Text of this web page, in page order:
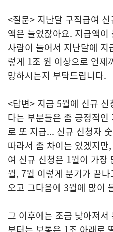
<질문> 지난달 구직급여
액은 늘었잖아요. 지급액
사람이 늘어서 지난달에
렇게 1조 원 이상으로 언제
망하시는지 부탁드립니다.
<답변> 지금 5월에 신규
다는 부분들은 좀 긍정적
로 또 지급... 신규 신청자
따라서 좀 차이는 있겠지
여 신규 신청은 1월이 가장
월, 7월 이렇게 분기가 끝
오고 그다음에 3월에 많이
그 이후에는 조금 낮아져
부터는 보통은 1조 아래로